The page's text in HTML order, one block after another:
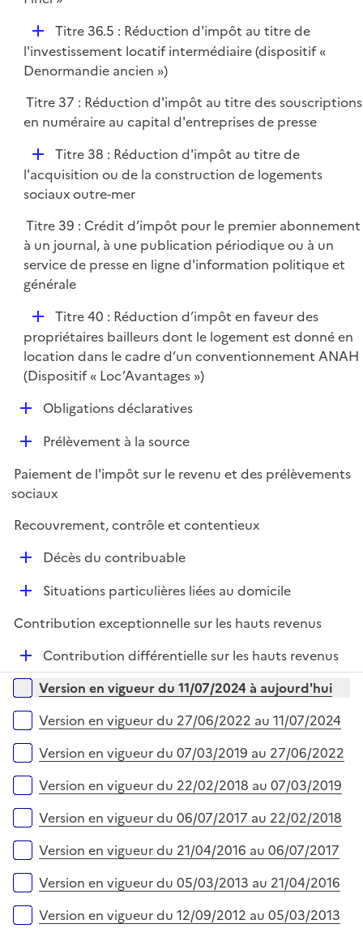
e
r
D
é
p
i
e
Titre 36.5 : Réduction d'impôt au titre de
l'investissement locatif intermédiaire (dispositif «
Denormandie ancien »)
Titre 37 : Réduction d'impôt au titre des souscriptions
en numéraire au capital d'entreprises de presse
D
é
p
i
e
r
Titre 38 : Réduction d'impôt au titre de
l'acquisition ou de la construction de logements
sociaux outre-mer
Titre 39 : Crédit d’impôt pour le premier abonnement
à un journal, à une publication périodique ou à un
service de presse en ligne d'information politique et
générale
D
é
p
l
e
r
Titre 40 : Réduction d’impôt en faveur des
propriétaires bailleurs dont le logement est donné en
location dans le cadre d’un conventionnement ANAH
(Dispositif « Loc’Avantages »)
D
i
e
r
Obligations déclaratives
D
p
l
i
Prélèvement à la source
Paiement de l'impôt sur le revenu et des prélèvements
sociaux
Recouvrement, contrôle et contentieux
D
i
r
Décès du contribuable
D
p
i
e
Situations particulières liées au domicile
Contribution exceptionnelle sur les hauts revenus
D
é
p
e
Contribution différentielle sur les hauts revenus
Versions sur la période
Version en vigueur du 11/07/2024 à aujourd'hui
Version en vigueur du 27/06/2022 au 11/07/2024
Version en vigueur du 07/03/2019 au 27/06/2022
Version en vigueur du 22/02/2018 au 07/03/2019
Version en vigueur du 06/07/2017 au 22/02/2018
Version en vigueur du 21/04/2016 au 06/07/2017
Version en vigueur du 05/03/2013 au 21/04/2016
Version en vigueur du 12/09/2012 au 05/03/2013